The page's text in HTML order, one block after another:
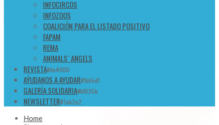
INFOCIRCOS
INFOZOOS
COALICIÓN PARA EL LISTADO POSITIVO
FAPAM
REMA
ANIMALS´ ANGELS
REVISTA#de4900
AÝUDANOS A AYUDAR#1bb5d1
GALERÍA SOLIDARIA#bf035b
NEWSLETTER#7eb2e2
Home